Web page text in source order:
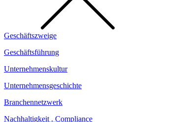
Geschäftszweige
Geschäftsführung
Unternehmenskultur
Unternehmensgeschichte
Branchennetzwerk
Nachhaltigkeit . Compliance